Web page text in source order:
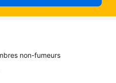
non-fumeurs